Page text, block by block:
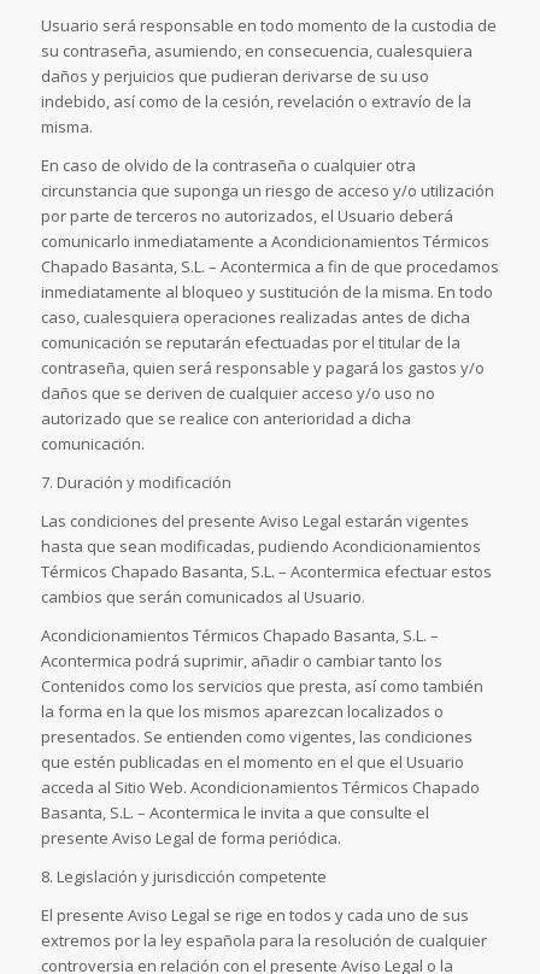
Usuario será responsable en todo momento de la custodia de
su contraseña, asumiendo, en consecuencia, cualesquiera
daños y perjuicios que pudieran derivarse de su uso
indebido, así como de la cesión, revelación o extravío de la
misma.
En caso de olvido de la contraseña o cualquier otra
circunstancia que suponga un riesgo de acceso y/o utilización
por parte de terceros no autorizados, el Usuario deberá
comunicarlo inmediatamente a Acondicionamientos Térmicos
Chapado Basanta, S.L. – Acontermica a fin de que procedamos
inmediatamente al bloqueo y sustitución de la misma. En todo
caso, cualesquiera operaciones realizadas antes de dicha
comunicación se reputarán efectuadas por el titular de la
contraseña, quien será responsable y pagará los gastos y/o
daños que se deriven de cualquier acceso y/o uso no
autorizado que se realice con anterioridad a dicha
comunicación.
7. Duración y modificación
Las condiciones del presente Aviso Legal estarán vigentes
hasta que sean modificadas, pudiendo Acondicionamientos
Térmicos Chapado Basanta, S.L. – Acontermica efectuar estos
cambios que serán comunicados al Usuario.
Acondicionamientos Térmicos Chapado Basanta, S.L. –
Acontermica podrá suprimir, añadir o cambiar tanto los
Contenidos como los servicios que presta, así como también
la forma en la que los mismos aparezcan localizados o
presentados. Se entienden como vigentes, las condiciones
que estén publicadas en el momento en el que el Usuario
acceda al Sitio Web. Acondicionamientos Térmicos Chapado
Basanta, S.L. – Acontermica le invita a que consulte el
presente Aviso Legal de forma periódica.
8. Legislación y jurisdicción competente
El presente Aviso Legal se rige en todos y cada uno de sus
extremos por la ley española para la resolución de cualquier
controversia en relación con el presente Aviso Legal o la